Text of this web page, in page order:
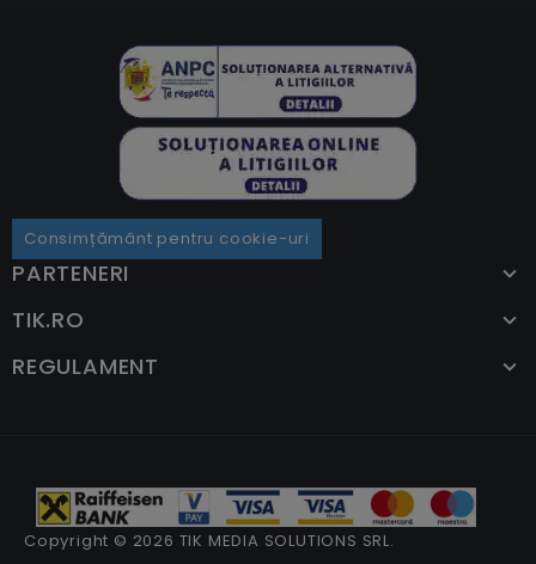
Consimțământ pentru cookie-uri
PARTENERI
TIK.RO
REGULAMENT
Copyright © 2026 TIK MEDIA SOLUTIONS SRL.